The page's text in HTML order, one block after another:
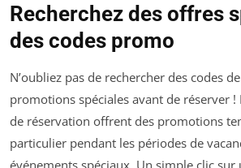
Recherchez des offres
des codes promo
N’oubliez pas de rechercher des codes
promotions spéciales avant de réserver
de réservation offrent des promotions
particulier pendant les périodes de
événements spéciaux. Un simple clic sur